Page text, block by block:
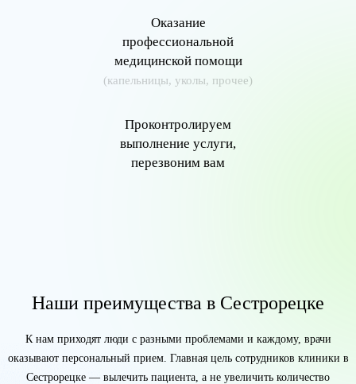
Оказание
профессиональной
медицинской помощи
(капельницы, уколы, прочее)
Проконтролируем
выполнение услуги,
перезвоним вам
Наши преимущества в Сестрорецке
К нам приходят люди с разными проблемами и каждому, врачи
оказывают персональный прием. Главная цель сотрудников клиники в
Сестрорецке — вылечить пациента, а не увеличить количество